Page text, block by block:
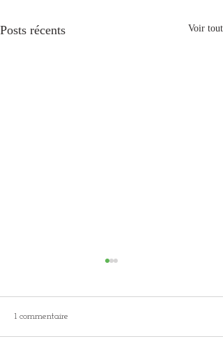
Posts récents Voir tout
1 commentaire